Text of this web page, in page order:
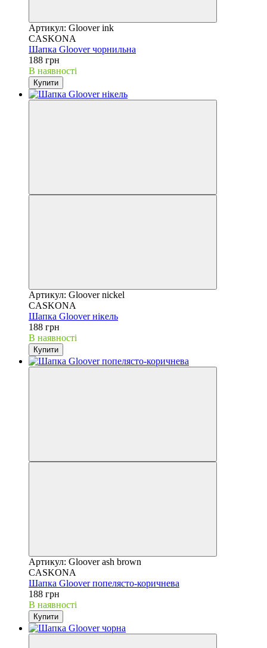
Артикул: Gloover ink
CASKONA
Шапка Gloover чорнильна
188 грн
В наявності
Купити
Артикул: Gloover nickel
CASKONA
Шапка Gloover нікель
188 грн
В наявності
Купити
Артикул: Gloover ash brown
CASKONA
Шапка Gloover попелясто-коричнева
188 грн
В наявності
Купити